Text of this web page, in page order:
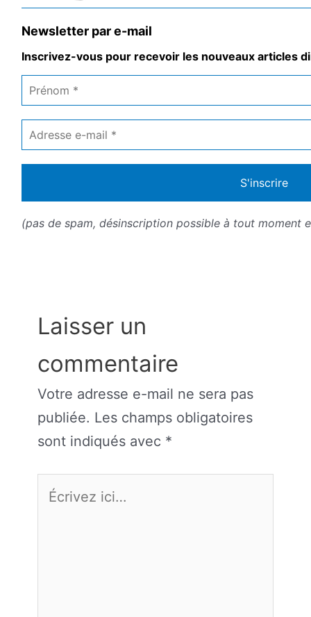
Newsletter par e-mail
Inscrivez-vous pour recevoir les nouveaux articles
Prénom
Adresse
e-
mail
*
(pas de spam, désinscription possible à tout moment
Laisser un
commentaire
Votre adresse e-mail ne sera pas
publiée. Les champs obligatoires
sont indiqués avec *
Écrivez